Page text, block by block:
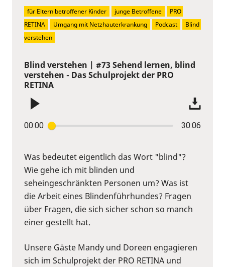
Blind verstehen | #73 Sehend lernen, blind
verstehen - Das Schulprojekt der PRO
RETINA
00:00 30:06
Was bedeutet eigentlich das Wort "blind"?
Wie gehe ich mit blinden und
seheingeschränkten Personen um? Was ist
die Arbeit eines Blindenführhundes? Fragen
über Fragen, die sich sicher schon so manch
einer gestellt hat.
Unsere Gäste Mandy und Doreen engagieren
sich im Schulprojekt der PRO RETINA und
für Eltern betroffener Kinder junge Betroffene
PRO
RETINA
Umgang mit Netzhauterkrankung Podcast
Blind
verstehen